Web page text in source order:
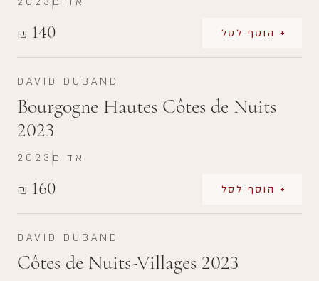
₪ 140 + הוסף לסל
DAVID DUBAND
Bourgogne Hautes Côtes de Nuits
2023
₪ 160 + הוסף לסל
2023 אדום
DAVID DUBAND
Côtes de Nuits-Villages 2023